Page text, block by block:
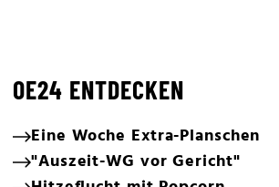
OE24 ENTDECKEN
Eine Woche Extra-Planschen
"Auszeit-WG vor Gericht"